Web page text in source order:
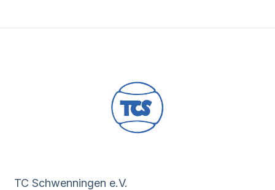
TC Schwenningen e.V.